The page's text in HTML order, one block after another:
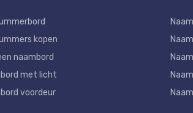
kopen
naambord
met licht
voordeur